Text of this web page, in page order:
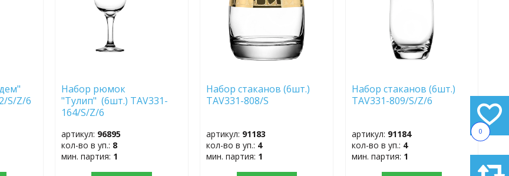
0
S/Z/6
Набор рюмок
"Тулип" (6шт.) TAV331-
164/S/Z/6
артикул: 96895
кол-во в уп.: 8
мин. партия: 1
Набор стаканов (6шт.)
TAV331-808/S
артикул: 91183
кол-во в уп.: 4
мин. партия: 1
Набор стаканов (6шт.)
TAV331-809/S/Z/6
артикул: 91184
кол-во в уп.: 4
мин. партия: 1